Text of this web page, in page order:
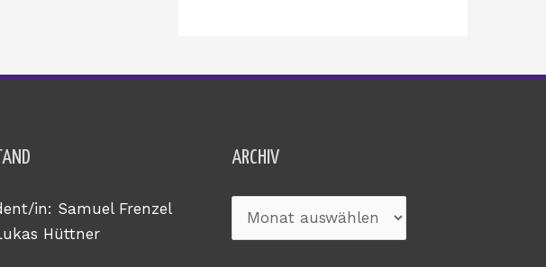
in: Samuel Frenzel
Hüttner
ARCHIV
Archiv